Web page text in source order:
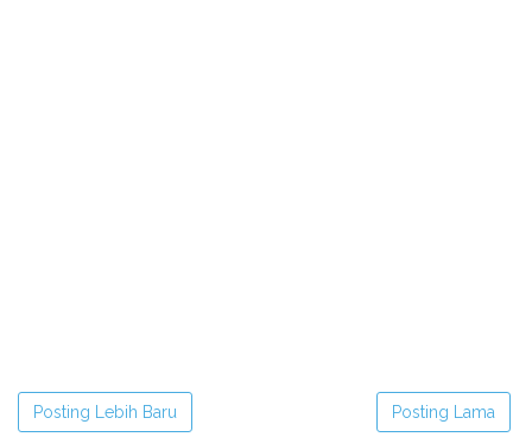
Posting Lebih Baru Posting Lama